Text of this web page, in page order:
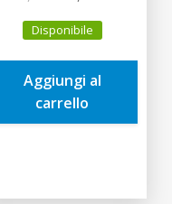
prezzo
originale
era:
9,90€.
è:
Disponibile
Aggiungi al
carrello